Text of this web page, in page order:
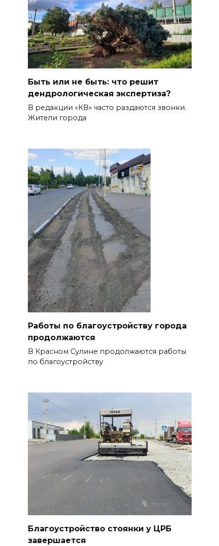
Быть или не быть: что решит
дендрологическая экспертиза?
В редакции «КВ» часто раздаются звонки.
Жители города
Работы по благоустройству города
продолжаются
В Красном Сулине продолжаются работы
по благоустройству
Благоустройство стоянки у ЦРБ
завершается